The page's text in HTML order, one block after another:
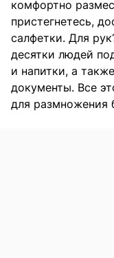
комфортно
пристегнетесь,
салфетки. Для
десятки людей
и напитки, а
документы. Все
для размножения